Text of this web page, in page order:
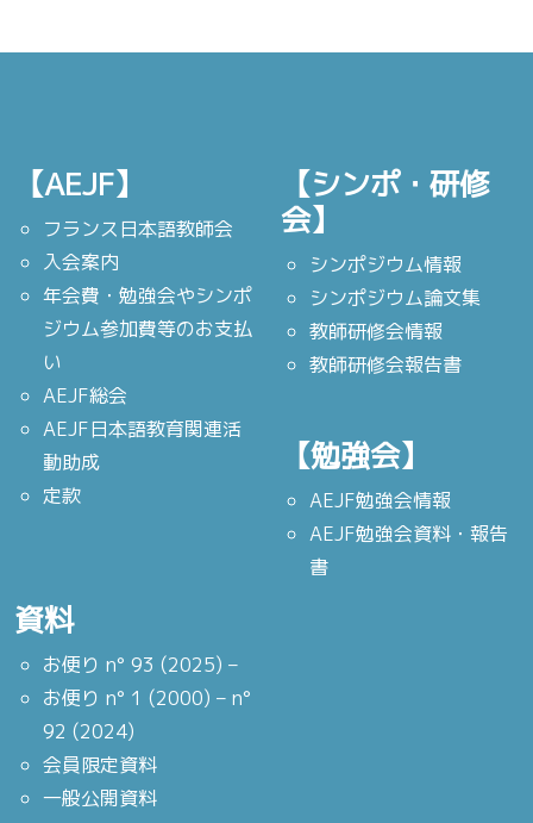
【AEJF】
フランス日本語教師会
入会案内
年会費・勉強会やシンポ
ジウム参加費等のお支払
い
AEJF総会
AEJF日本語教育関連活
動助成
定款
【シンポ・研修
会】
シンポジウム情報
シンポジウム論文集
教師研修会情報
教師研修会報告書
【勉強会】
AEJF勉強会情報
AEJF勉強会資料・報告
書
資料
お便り n° 93 (2025) –
お便り n° 1 (2000) – n°
92 (2024)
会員限定資料
一般公開資料